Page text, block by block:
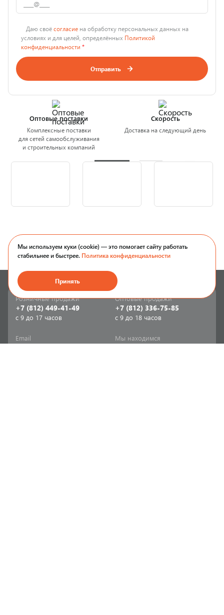
Даю своёсогласие на обработку персональных данных на
условиях и для целей, определённых Политикой
конфиденциальности *
Отправить
Оптовые поставки
Комплексные поставки
для сетей самообслуживания
и строительных компаний
Скорость
Доставка на следующий день
Мы используем куки (cookie) — это помогает сайту работать
стабильнее и быстрее. Политика конфиденциальности
Принять
Розничные продажи
+7 (812) 449-41-49
с 9 до 17 часов
Оптовые продажи
+7 (812) 336-75-85
с 9 до 18 часов
Email Мы находимся